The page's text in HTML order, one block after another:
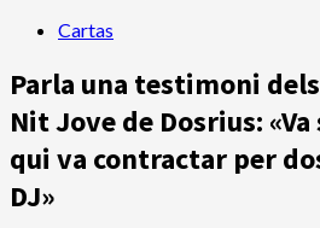
Cartas
Parla una testimoni
Nit Jove de Dosrius:
qui va contractar per
DJ»